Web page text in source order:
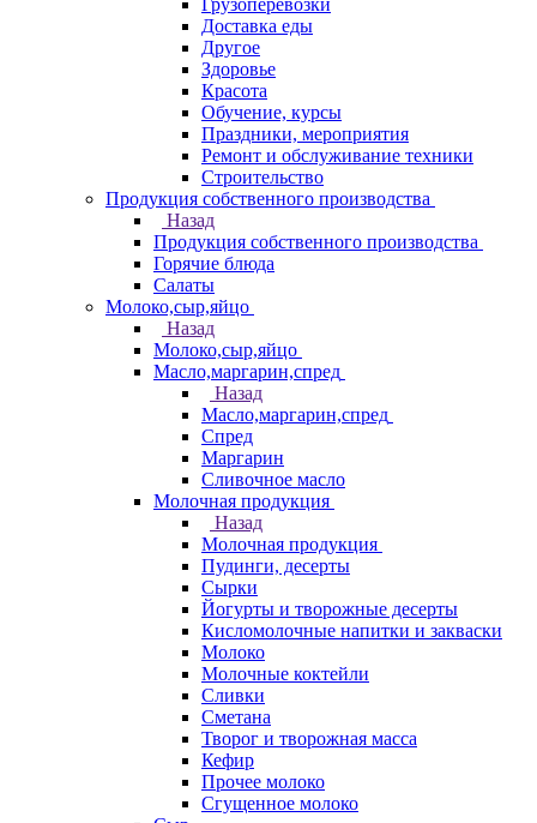
Грузоперевозки
Доставка еды
Другое
Здоровье
Красота
Обучение, курсы
Праздники, мероприятия
Ремонт и обслуживание техники
Строительство
Продукция собственного производства
Назад
Продукция собственного производства
Горячие блюда
Салаты
Молоко,сыр,яйцо
Назад
Молоко,сыр,яйцо
Масло,маргарин,спред
Назад
Масло,маргарин,спред
Спред
Маргарин
Сливочное масло
Молочная продукция
Назад
Молочная продукция
Пудинги, десерты
Сырки
Йогурты и творожные десерты
Кисломолочные напитки и закваски
Молоко
Молочные коктейли
Сливки
Сметана
Творог и творожная масса
Кефир
Прочее молоко
Сгущенное молоко